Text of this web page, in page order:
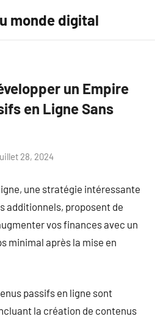
monde digital
un Empire
en Ligne Sans
28, 2024
une stratégie intéressante
additionnels, proposent de
vos finances avec un
minimal après la mise en
passifs en ligne sont
la création de contenus